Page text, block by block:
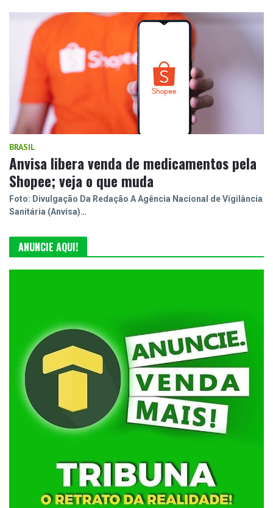
BRASIL
Anvisa libera venda de medicamentos pela
Shopee; veja o que muda
Foto: Divulgação Da Redação A Agência Nacional de Vigilância
Sanitária (Anvisa)…
ANUNCIE AQUI!